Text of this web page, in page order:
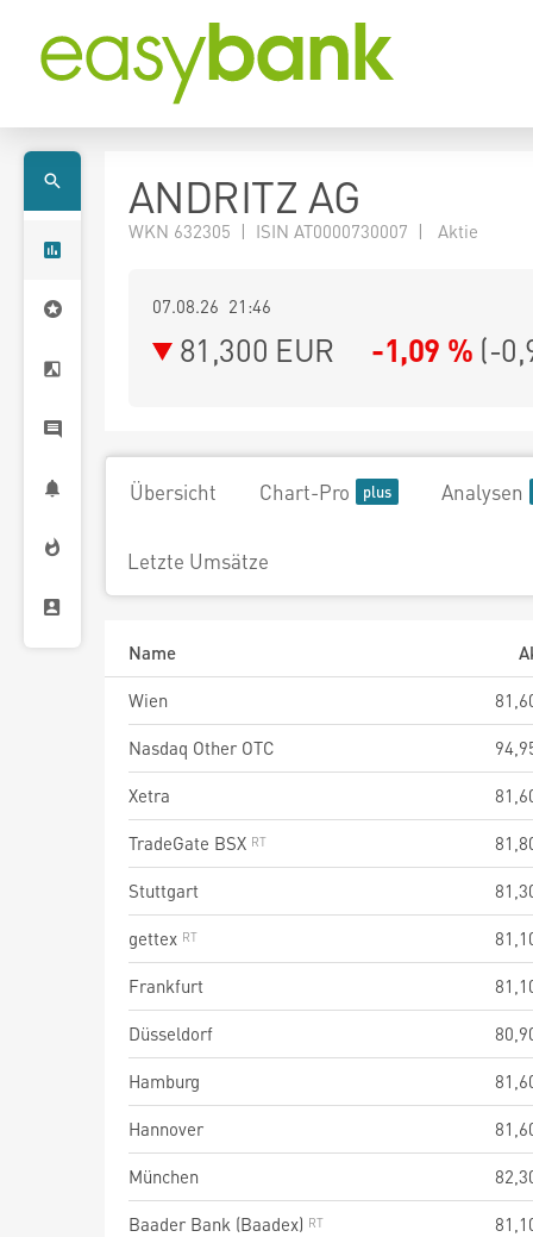
ANDRITZ AG
WKN 632305 | ISIN AT0000730007 | Aktie
07.08.26 21:46
81,300 EUR -1,09 % (-
Übersicht Chart-Pro Analysen
Letzte Umsätze
Name
Wien
Nasdaq Other OTC
Xetra
TradeGate BSX
Stuttgart
gettex
Frankfurt
Düsseldorf
Hamburg
Hannover
München
Baader Bank (Baadex)